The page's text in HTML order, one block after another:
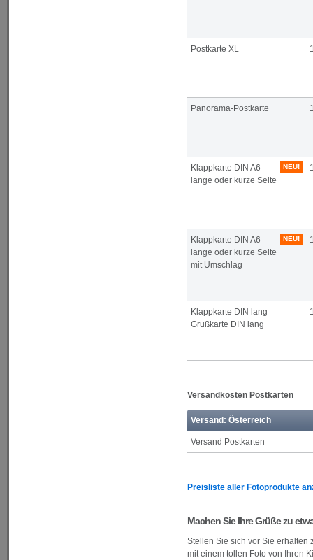
Postkarte XL
Panorama-Postkarte
Klappkarte DIN A6 NEU!
lange oder kurze Seite
Klappkarte DIN A6 NEU!
lange oder kurze Seite
mit Umschlag
Klappkarte DIN lang
Grußkarte DIN lang
Versandkosten Postkarten
Versand: Österreich
Versand Postkarten
Preisliste aller Fotoprodukte
Machen Sie Ihre Grüße zu
Stellen Sie sich vor Sie erhalten
mit einem tollen Foto von Ihren